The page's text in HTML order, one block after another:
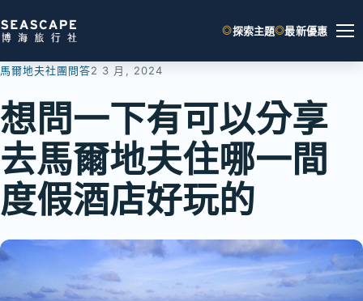
至
要
內
容
探索主題 最新優惠
馬爾地夫社團問答2 3 月, 2024
想問一下有可以分享
去馬爾地夫住哪一間
度假酒店好玩的